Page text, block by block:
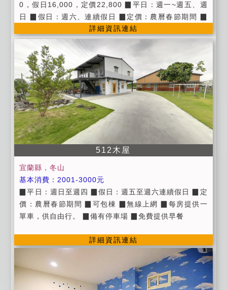
0，假日16,000，定價22,800 ▉平日：週一~週五、週
日 ▉假日：週六、連續假日 ▉定價：農曆春節期間 ▉
公共設施：廚房、公用冰箱、飲水機、寬頻上網wifi。
▉提供第四台有線頻道電視。 ▉提供早餐券。 ▉提供諾
貝爾、宜蘭餅、包心粉圓折價券。 ▉提供停車位 ▉進房
時間：當日下午15：00~18:00 ▉退房時間:隔日上午1
1:00以前。 ▉入住時請記得出示您的證件，以便我們登
記，在辦理登記的同時，也請您將住宿費一併繳交。 ▉
為維護住宿環境，室內請勿吸煙、請勿攜帶寵物。 ▉為
維護住宿安寧，請每位遊客保持輕聲細語，相互尊重住
宿空間上的安寧。 ▉個人貴重物品、請自行妥善保管、
如有遺失，恕不負責，敬請見諒。
詳細資訊連結
512木屋
宜蘭縣，冬山
基本消費：2001-3000元
▉平日：週日至週四 ▉假日：週五至週六連續假日 ▉定
價：農曆春節期間 ▉可包棟 ▉無線上網 ▉每房提供一
單車，供自由行。 ▉備有停車場 ▉免費提供早餐
詳細資訊連結